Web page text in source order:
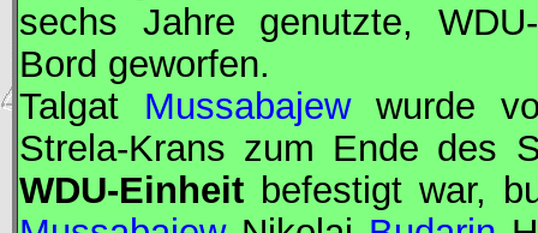
sechs Jahre genutzte, WDU
Bord geworfen.
Talgat Mussabajewwurde
Strela-Krans zum Ende des
WDU-Einheit befestigt war,